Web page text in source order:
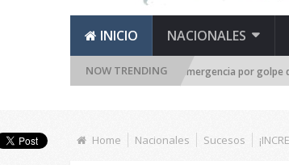
INICIO NACIONALES
NOW TRENDING
Asamblea Nacional se reúne de emergencia por golpe de
Home Nacionales Sucesos